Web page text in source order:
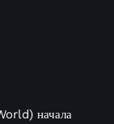
начала